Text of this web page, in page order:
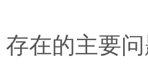
存在的主要